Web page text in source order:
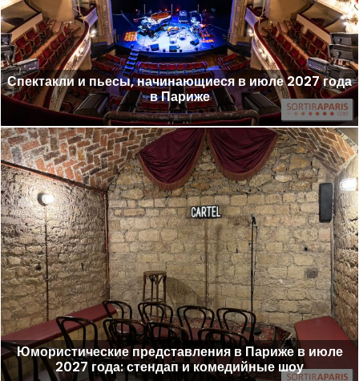
Спектакли и пьесы, начинающиеся в июле 2027 года
в Париже
Юмористические представления в Париже в июле
2027 года: стендап и комедийные шоу